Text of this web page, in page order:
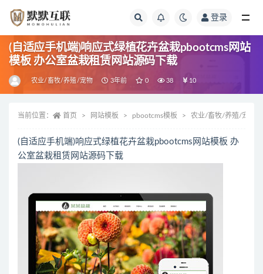
登录
(自适应手机端)响应式绿植花卉盆栽pbootcms网站
模板 办公室盆栽租赁网站源码下载
农业/畜牧/养殖/宠物 3年前 0 38 10
当前位置： 首页 网站模板 pbootcms模板 农业/畜牧/养殖/宠物
(自适应手机端)响应式绿植花卉盆栽pbootcms网站模板 办
公室盆栽租赁网站源码下载